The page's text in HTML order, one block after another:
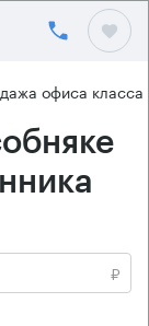
офиса класса
₽